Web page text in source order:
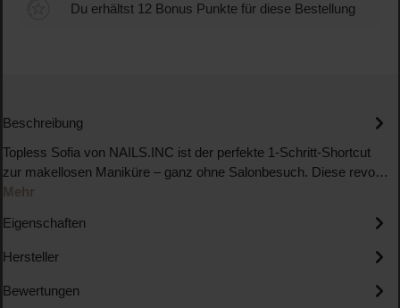
Du erhältst 12 Bonus Punkte für diese Bestellung
Beschreibung
Topless Sofia von NAILS.INC ist der perfekte 1-Schritt-Shortcut
zur makellosen Maniküre – ganz ohne Salonbesuch. Diese revo…
Mehr
Eigenschaften
Hersteller
Bewertungen